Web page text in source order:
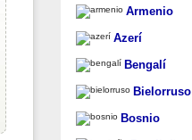
Armenio
Azerí
Bengalí
Bielorruso
Bosnio